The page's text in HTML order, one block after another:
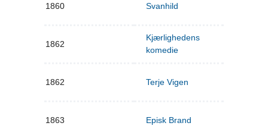
1860 Svanhild
1862
Kjærlighedens
komedie
1862 Terje Vigen
1863 Episk Brand